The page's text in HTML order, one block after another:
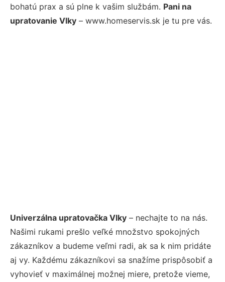
bohatú prax a sú plne k vašim službám. Pani na
upratovanie Vlky – www.homeservis.sk je tu pre vás.
Univerzálna upratovačka Vlky – nechajte to na nás.
Našimi rukami prešlo veľké množstvo spokojných
zákazníkov a budeme veľmi radi, ak sa k nim pridáte
aj vy. Každému zákazníkovi sa snažíme prispôsobiť a
vyhovieť v maximálnej možnej miere, pretože vieme,